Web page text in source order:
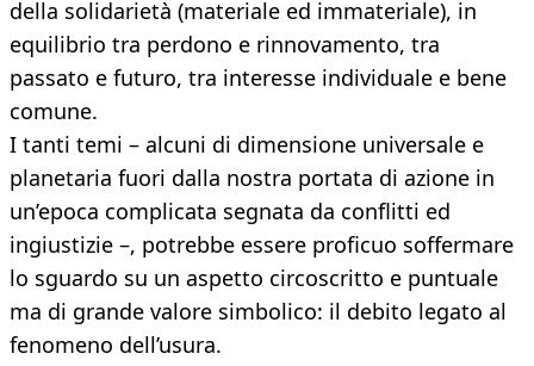
della solidarietà (materiale ed immateriale), in
equilibrio tra perdono e rinnovamento, tra
passato e futuro, tra interesse individuale e bene
comune.
I tanti temi – alcuni di dimensione universale e
planetaria fuori dalla nostra portata di azione in
un’epoca complicata segnata da conflitti ed
ingiustizie –, potrebbe essere proficuo soffermare
lo sguardo su un aspetto circoscritto e puntuale
ma di grande valore simbolico: il debito legato al
fenomeno dell’usura.